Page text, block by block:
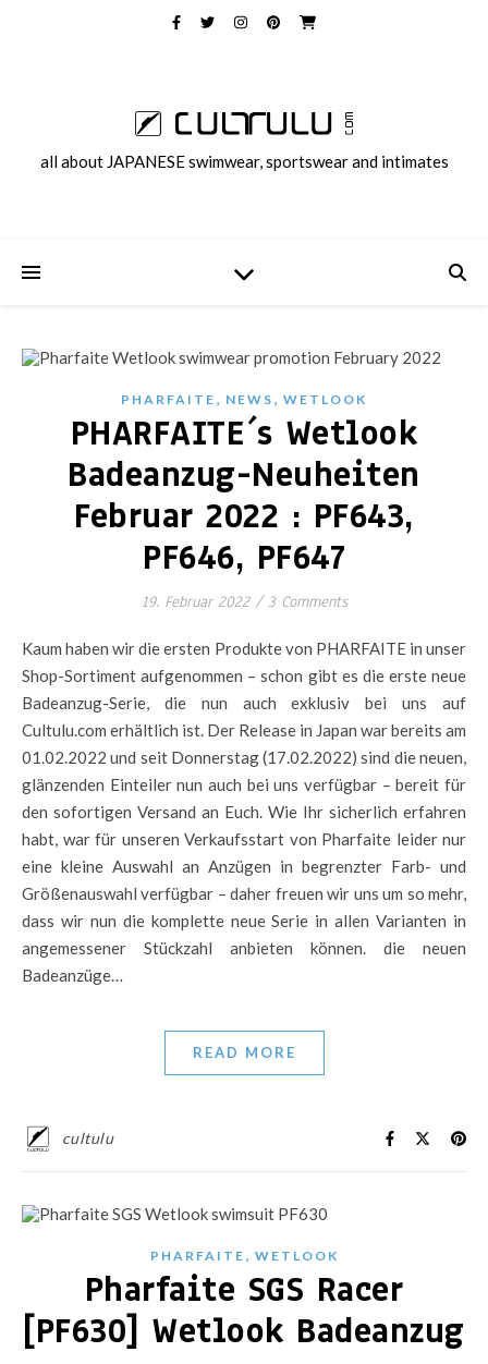
all about JAPANESE swimwear, sportswear and intimates
PHARFAITE , NEWS , WETLOOK
PHARFAITE´s Wetlook
Badeanzug-Neuheiten
Februar 2022 : PF643,
PF646, PF647
19. Februar 2022 / 3 Comments
Kaum haben wir die ersten Produkte von PHARFAITE in unser
Shop-Sortiment aufgenommen – schon gibt es die erste neue
Badeanzug-Serie, die nun auch exklusiv bei uns auf
Cultulu.com erhältlich ist. Der Release in Japan war bereits am
01.02.2022 und seit Donnerstag (17.02.2022) sind die neuen,
glänzenden Einteiler nun auch bei uns verfügbar – bereit für
den sofortigen Versand an Euch. Wie Ihr sicherlich erfahren
habt, war für unseren Verkaufsstart von Pharfaite leider nur
eine kleine Auswahl an Anzügen in begrenzter Farb- und
Größenauswahl verfügbar – daher freuen wir uns um so mehr,
dass wir nun die komplette neue Serie in allen Varianten in
angemessener Stückzahl anbieten können. die neuen
Badeanzüge…
READ MORE
cultulu
PHARFAITE , WETLOOK
Pharfaite SGS Racer
[PF630] Wetlook Badeanzug